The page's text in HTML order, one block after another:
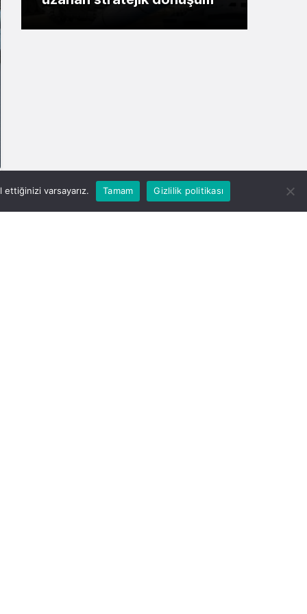
Yorum Yap Paylaş
varsayarız. Tamam Gizlilik politikası